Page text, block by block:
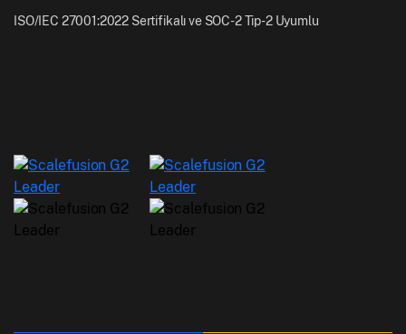
ISO/IEC 27001:2022 Sertifikalı ve SOC-2 Tip-2 Uyumlu